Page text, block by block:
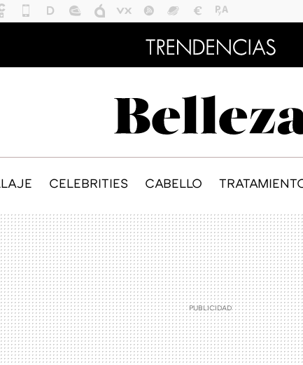
CELEBRITIES CABELLO